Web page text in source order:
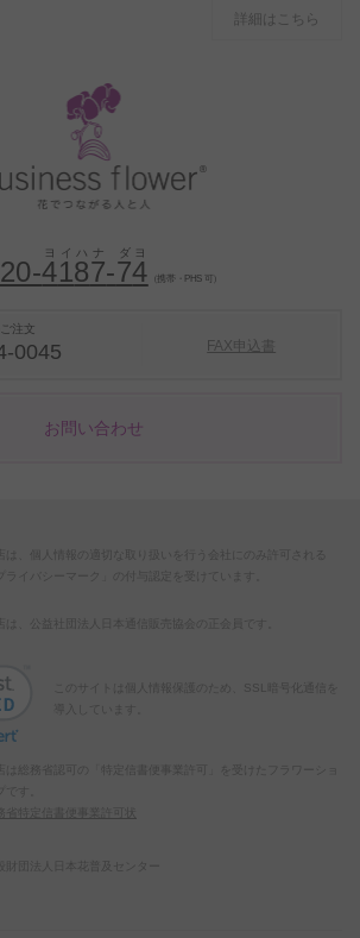
詳細はこちら
4187-74 （携帯・PHS 可）
注文
0045 FAX申込書
お問い合わせ
は、個人情報の適切な取り扱いを行う会社にのみ許可される
ライバシーマーク」の付与認定を受けています。
は、公益社団法人日本通信販売協会の正会員です。
このサイトは個人情報保護のため、SSL暗号化通信を
導入しています。
は総務省認可の「特定信書便事業許可」を受けたフラワーショ
省特定信書便事業許可状